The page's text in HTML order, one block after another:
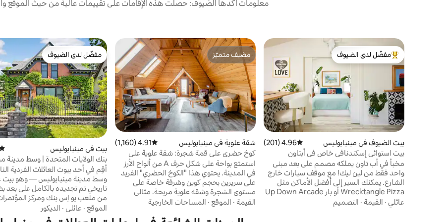
معلومات أكدها الضيوف: حصلت هذه الإقامات على تقييمات عالية من حيث الموقع
من أبرز البيوت المفضّلة لدى الضيوف
مفضّل لدى الضيوف
بيت الضيوف في مينيابوليس متوسط التقييم 4.96 من 5، 201 مراجعات
4.96 (201)
بيت استوائي إسكندنافي خاص في أبتاون
مخبأ في أب تاون يملكه مصمم على بعد مبنى
واحد فقط من لين ليك! مع موقف سيارات خارج
الشارع. يمكنك السير إلى أفضل الأماكن مثل
Wrecktangle Pizza أو بار Up Down Arcade
أو بحيرة هارييت. استمتع بغرفة نوم خاصة بسرير
كوين، وسرير نهاري كامل الحجم، وغسالة/
عائلي · القيمة · التصميم
مضيف متميّز
مضيف متميّز
شقة علوية في مينيابوليس متوسط التقييم 4.91 من 5، 1,160 مراجعات
4.91 (1,160)
كوخ حضري على قمة شجرة: شقة علوية على
شكل A + شرفة خاصة
استمتع بواحة على شكل حرف A من ألواح الأرز
في المدينة. يحتوي هذا "الكوخ الحضري" الفريد
على سريرين بحجم كوين وشرفة خاصة على
مستوى الشجرة وشقة علوية مريحة. مثالي
لمحبي الحفلات الموسيقية ومشجعي الرياضة:
واستاد البنك الأمريكي (0.5 ميل). الوصول
القيمة · الموقع · المساحات الخارجية
مفضّل لدى الضيوف
مفضّل لدى الضيوف
بيت في مينيابوليس
بنك الولايات المتحدة | وسط مدينة
مركز المؤتمرات
أقِم في أحد بيوت العائلات الفردية
وسط مدينة مينيابوليس — وهو بيت
تاريخي تم تجديده بالكامل على بعد
من ملعب يو إس بنك ومركز
أرموري والمطاعم والمتنزهات وأماكن
الرئيسية. ستحظى براحة الموقع
الموقع · عائلي · الديكور